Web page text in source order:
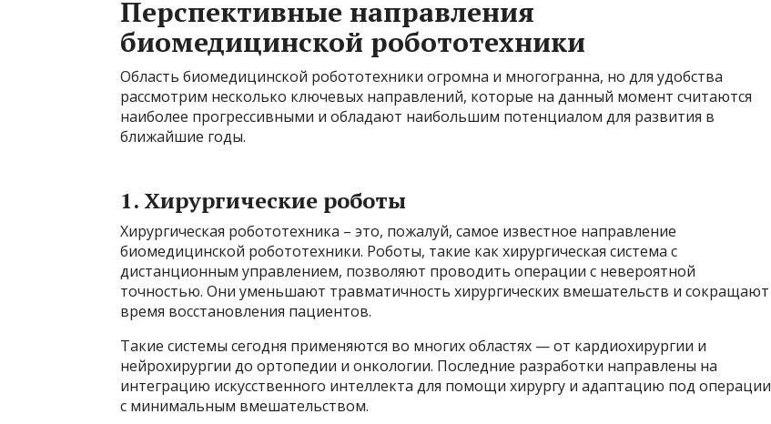
Перспективные направления
биомедицинской робототехники
Область биомедицинской робототехники огромна и многогранна, но для удобства
рассмотрим несколько ключевых направлений, которые на данный момент считаются
наиболее прогрессивными и обладают наибольшим потенциалом для развития в
ближайшие годы.
1. Хирургические роботы
Хирургическая робототехника – это, пожалуй, самое известное направление
биомедицинской робототехники. Роботы, такие как хирургическая система с
дистанционным управлением, позволяют проводить операции с невероятной
точностью. Они уменьшают травматичность хирургических вмешательств и сокращают
время восстановления пациентов.
Такие системы сегодня применяются во многих областях — от кардиохирургии и
нейрохирургии до ортопедии и онкологии. Последние разработки направлены на
интеграцию искусственного интеллекта для помощи хирургу и адаптацию под операции
с минимальным вмешательством.